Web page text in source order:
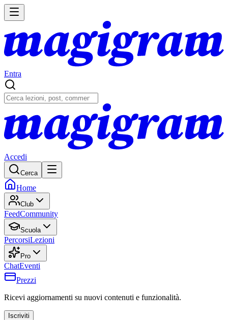
Entra
Accedi
Cerca
Home
Club
FeedCommunity
Scuola
PercorsiLezioni
Pro
ChatEventi
Prezzi
Ricevi aggiornamenti su nuovi contenuti e funzionalità.
Iscriviti